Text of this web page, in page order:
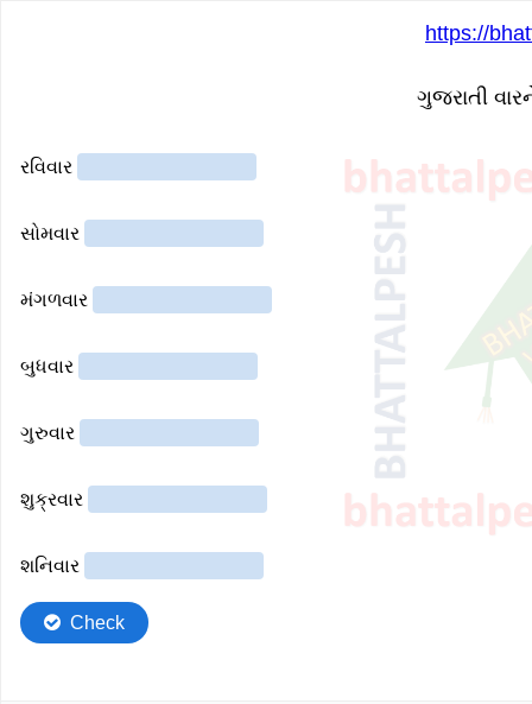
https://
ગુજરાતી
રવિવાર
સોમવાર
મંગળવાર
બુધવાર
ગુરુવાર
શુક્રવાર
શનિવાર
Check